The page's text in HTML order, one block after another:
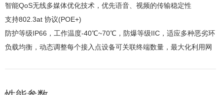
络架构
智能QoS无线多媒体优化技术，优先语音、视频的传输稳定性
支持802.3at 协议(POE+)
防护等级IP66，工作温度-40℃~70℃，防爆等级IIC，适应多种恶劣环
境
负载均衡，动态调整每个接入点设备可关联终端数量，最大化利用网